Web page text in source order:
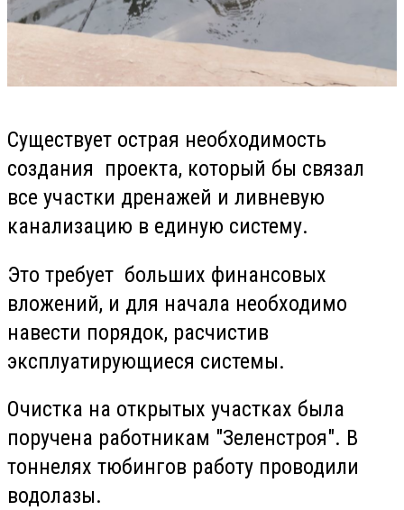
Существует острая необходимость
создания проекта, который бы связал
все участки дренажей и ливневую
канализацию в единую систему.
Это требует больших финансовых
вложений, и для начала необходимо
навести порядок, расчистив
эксплуатирующиеся системы.
Очистка на открытых участках была
поручена работникам "Зеленстроя". В
тоннелях тюбингов работу проводили
водолазы.